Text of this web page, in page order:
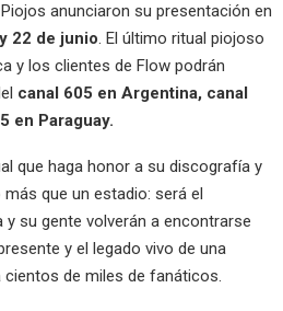
anunciaron su presentación en
22 de junio. El último ritual piojoso
y los clientes de Flow podrán
canal 605 en Argentina, canal
en Paraguay.
que haga honor a su discografía y
que un estadio: será el
y su gente volverán a encontrarse
y el legado vivo de una
cientos de miles de fanáticos.